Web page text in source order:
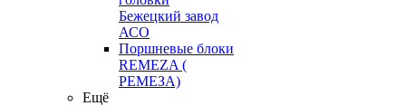
Бежецкий завод
АСО
Поршневые блоки
REMEZA (
РЕМЕЗА)
Ещё